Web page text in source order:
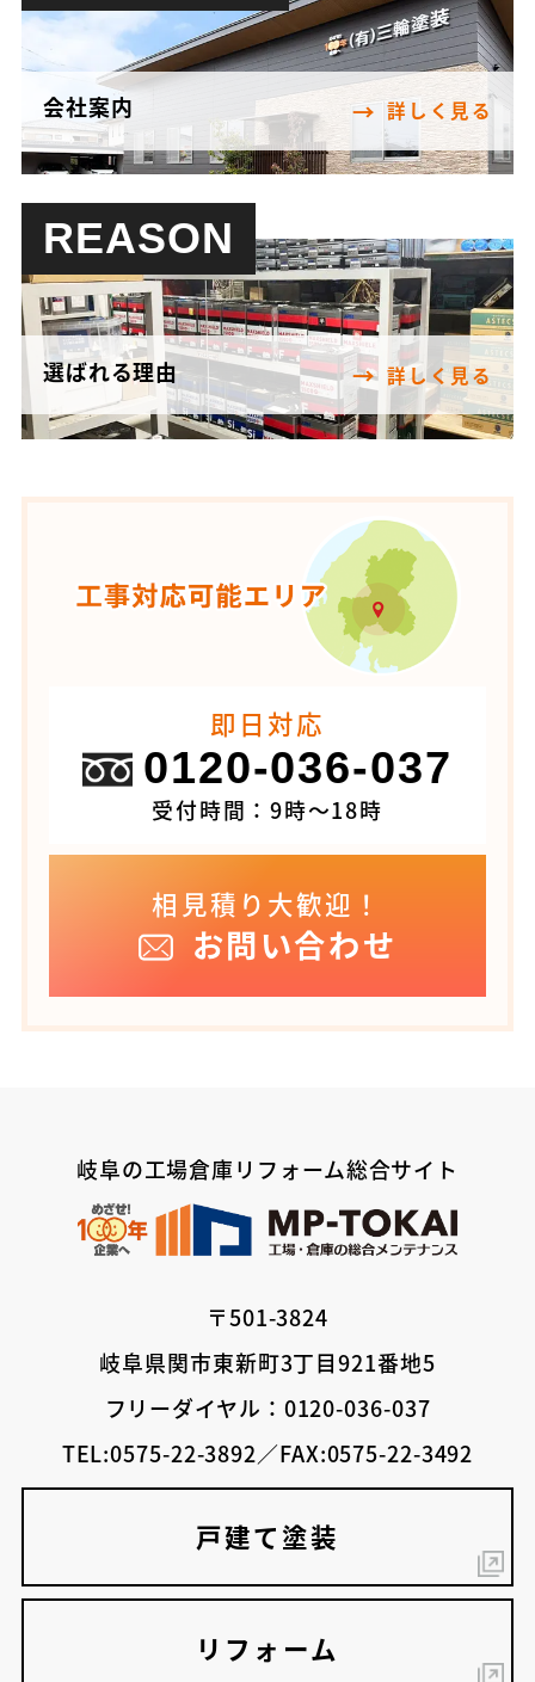
会社案内 詳しく見る
REASON
選ばれる理由 詳しく見る
即日対応
0120-036-037
受付時間：9時～18時
相見積り大歓迎！
お問い合わせ
岐阜の工場倉庫リフォーム総合サイト
〒501-3824
岐阜県関市東新町3丁目921番地5
フリーダイヤル：0120-036-037
TEL:0575-22-3892／FAX:0575-22-3492
戸建て塗装
リフォーム